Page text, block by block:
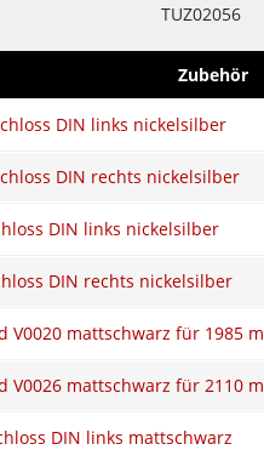
TUZ02056
Zubehör
DIN links nickelsilber
DIN rechts nickelsilber
DIN links nickelsilber
DIN rechts nickelsilber
V0020 mattschwarz für 1985
V0026 mattschwarz für 2110
DIN links mattschwarz